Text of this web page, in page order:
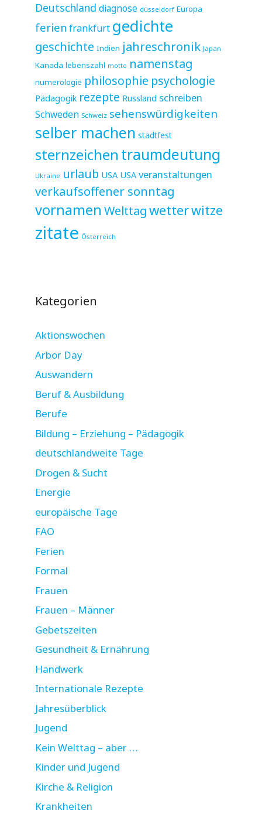
Deutschland diagnose düsseldorf Europa
ferien frankfurt gedichte
geschichte Indien jahreschronik Japan
Kanada lebenszahl motto namenstag
numerologie philosophie psychologie
Pädagogik rezepte Russland schreiben
Schweden Schweiz sehenswürdigkeiten
selber machen stadtfest
sternzeichen traumdeutung
Ukraine urlaub USA USA veranstaltungen
verkaufsoffener sonntag
vornamen Welttagwetterwitze
zitate Österreich
Kategorien
Aktionswochen
Arbor Day
Auswandern
Beruf & Ausbildung
Berufe
Bildung – Erziehung – Pädagogik
deutschlandweite Tage
Drogen & Sucht
Energie
europäische Tage
FAO
Ferien
Formal
Frauen
Frauen – Männer
Gebetszeiten
Gesundheit & Ernährung
Handwerk
Internationale Rezepte
Jahresüberblick
Jugend
Kein Welttag – aber …
Kinder und Jugend
Kirche & Religion
Krankheiten